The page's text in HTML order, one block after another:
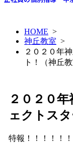
HOME >
神丘教室 >
２０２０年
ト！（神丘教
２０２０
ェクトスタ
特報！！！！！！